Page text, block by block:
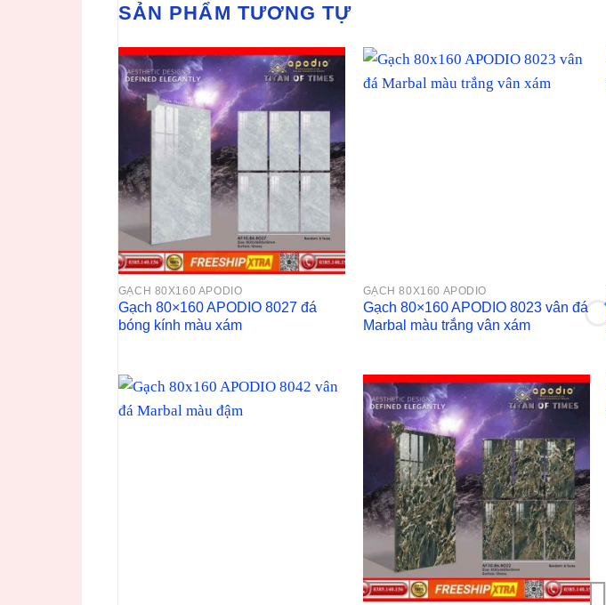
SẢN PHẨM TƯƠNG TỰ
GẠCH 80X160 APODIO
Gạch 80×160 APODIO 8027 đá
bóng kính màu xám
GẠCH 80X160 APODIO
Gạch 80×160 APODIO 8023 vân đá
Marbal màu trắng vân xám